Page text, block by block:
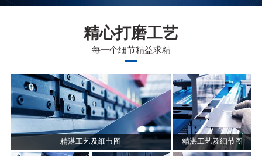
精心打磨工艺
每一个细节精益求精
精湛工艺及细节图 精湛工艺及细节图